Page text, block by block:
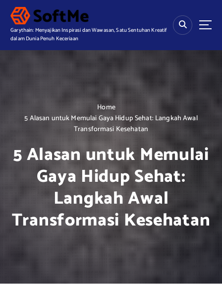
t
Garythain: Menyajikan Inspirasi dan Wawasan, Satu Sentuhan Kreatif
dalam Dunia Penuh Keceriaan
Home
5 Alasan untuk Memulai Gaya Hidup Sehat: Langkah Awal
Transformasi Kesehatan
5 Alasan untuk Memulai
Gaya Hidup Sehat:
Langkah Awal
Transformasi Kesehatan